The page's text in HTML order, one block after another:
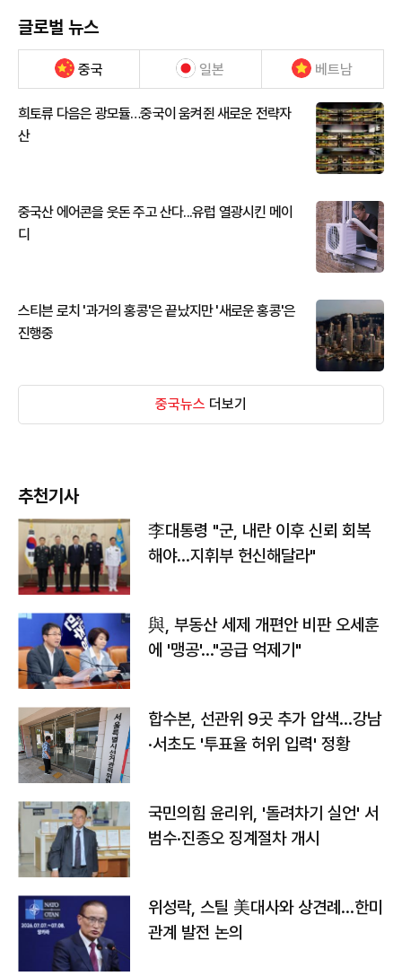
글로벌 뉴스
중국 일본 베트남
희토류 다음은 광모듈…중국이 움켜쥔 새로운 전략자
산
중국산 에어콘을 웃돈 주고 산다...유럽 열광시킨 메이
디
스티븐 로치 '과거의 홍콩'은 끝났지만 '새로운 홍콩'은
진행중
중국뉴스 더보기
추천기사
李대통령 "군, 내란 이후 신뢰 회복
해야…지휘부 헌신해달라"
與, 부동산 세제 개편안 비판 오세훈
에 '맹공'…"공급 억제기"
합수본, 선관위 9곳 추가 압색…강남
·서초도 '투표율 허위 입력' 정황
국민의힘 윤리위, '돌려차기 실언' 서
범수·진종오 징계절차 개시
위성락, 스틸 美대사와 상견례…한미
관계 발전 논의